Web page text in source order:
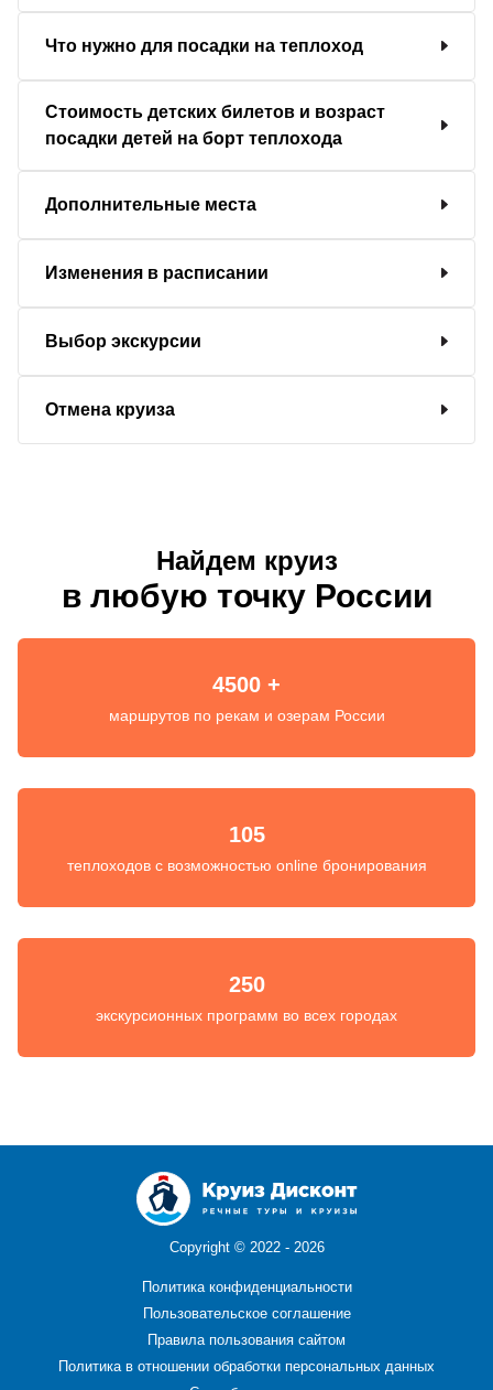
Что нужно для посадки на теплоход
Стоимость детских билетов и возраст
посадки детей на борт теплохода
Дополнительные места
Изменения в расписании
Выбор экскурсии
Отмена круиза
Найдем круиз
в любую точку России
4500 +
маршрутов по рекам и озерам России
105
теплоходов с возможностью online бронирования
250
экскурсионных программ во всех городах
Copyright © 2022 - 2026
Политика конфиденциальности
Пользовательское соглашение
Правила пользования сайтом
Политика в отношении обработки персональных данных